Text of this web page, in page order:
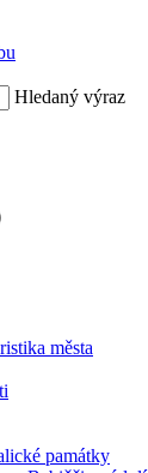
Hledaný výraz
města
památky